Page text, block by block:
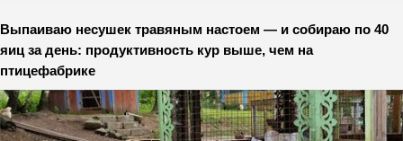
Выпаиваю несушек травяным настоем — и собираю по 40
яиц за день: продуктивность кур выше, чем на
птицефабрике